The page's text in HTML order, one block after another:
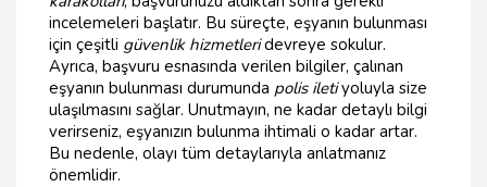
incelemeleri başlatır. Bu süreçte, eşyanın bulunması
için çeşitli güvenlik hizmetleridevreye sokulur.
Ayrıca, başvuru esnasında verilen bilgiler, çalınan
eşyanın bulunması durumunda polis iletiyoluyla size
ulaşılmasını sağlar. Unutmayın, ne kadar detaylı bilgi
verirseniz, eşyanızın bulunma ihtimali o kadar artar.
Bu nedenle, olayı tüm detaylarıyla anlatmanız
önemlidir.